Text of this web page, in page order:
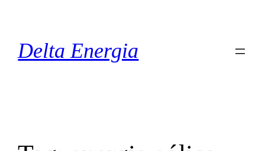
conteúdo
Delta Energia